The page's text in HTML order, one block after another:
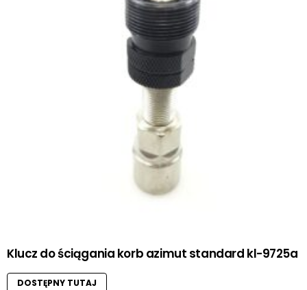
Klucz do ściągania korb azimut standard kl-9725a
DOSTĘPNY TUTAJ